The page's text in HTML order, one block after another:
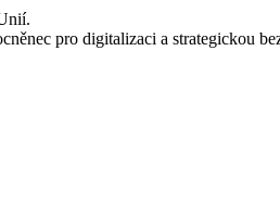
pro digitalizaci a strategickou